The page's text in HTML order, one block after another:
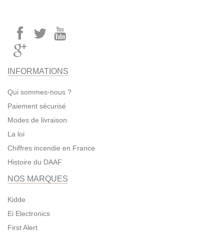
INFORMATIONS
Qui sommes-nous ?
Paiement sécurisé
Modes de livraison
La loi
Chiffres incendie en France
Histoire du DAAF
NOS MARQUES
Kidde
Ei Electronics
First Alert